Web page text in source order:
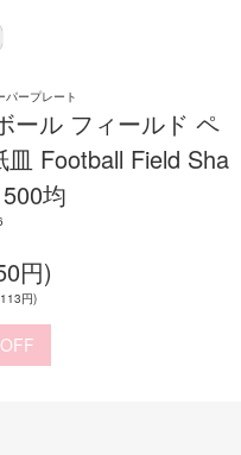
パープレート
ール フィールド ペ
Football Field Sha
均
円)
円)